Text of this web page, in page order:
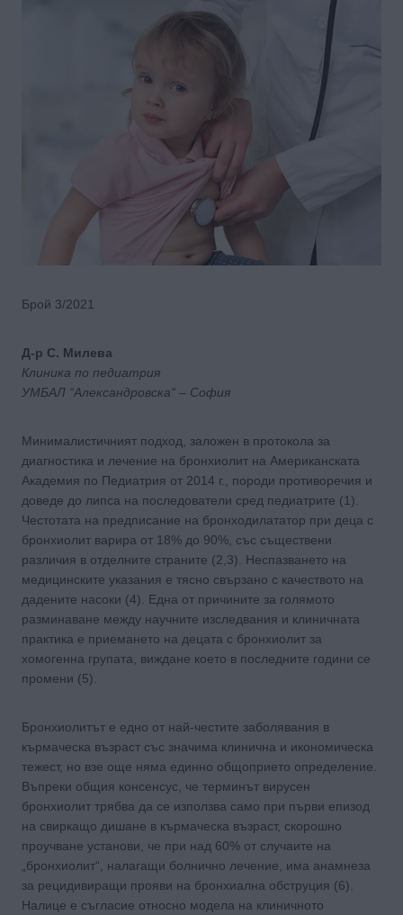
Брой 3/2021
Д-р С. Милева
Клиника по педиатрия
УМБАЛ “Александровска“ – София
Минималистичният подход, заложен в протокола за
диагностика и лечение на бронхиолит на Американската
Академия по Педиатрия от 2014 г., породи противоречия и
доведе до липса на последователи сред педиатрите (1).
Честотата на предписание на бронходилататор при деца с
бронхиолит варира от 18% до 90%, със съществени
различия в отделните страните (2,3). Неспазването на
медицинските указания е тясно свързано с качеството на
дадените насоки (4). Една от причините за голямото
разминаване между научните изследвания и клиничната
практика е приемането на децата с бронхиолит за
хомогенна групата, виждане което в последните години се
промени (5).
Бронхиолитът е едно от най-честите заболявания в
кърмаческа възраст със значима клинична и икономическа
тежест, но взе още няма единно общоприето определение.
Въпреки общия консенсус, че терминът вирусен
бронхиолит трябва да се използва само при първи епизод
на свиркащо дишане в кърмаческа възраст, скорошно
проучване установи, че при над 60% от случаите на
„бронхиолит“, налагащи болнично лечение, има анамнеза
за рецидивиращи прояви на бронхиална обструция (6).
Налице е съгласие относно модела на клиничното